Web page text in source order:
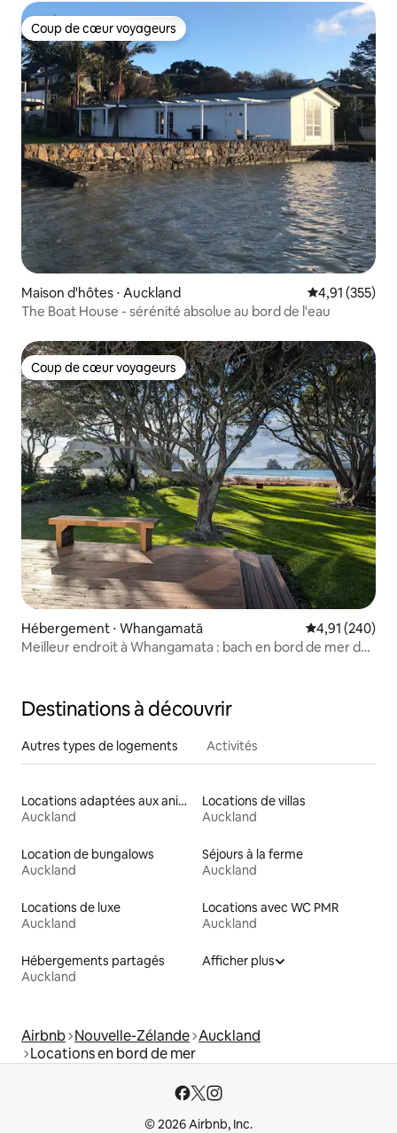
Coup de cœur voyageurs
Coup de cœur voyageurs
Maison d'hôtes ⋅ Auckland Évaluation
4,91 (355)
The Boat House - sérénité absolue au bord de l'eau
Coup de cœur voyageurs
Coup de cœur voyageurs
Hébergement ⋅ Whangamatā Évaluation
4,91 (240)
Meilleur endroit à Whangamata : bach en bord de mer des
Destinations à découvrir
Autres types de logements Activités
Locations adaptées aux animaux
Auckland
Locations de villas
Auckland
Location de bungalows
Auckland
Séjours à la ferme
Auckland
Locations de luxe
Auckland
Locations avec WC PMR
Auckland
Hébergements partagés
Auckland
Afficher plus
Airbnb Nouvelle-Zélande Auckland
Locations en bord de mer
© 2026 Airbnb, Inc.